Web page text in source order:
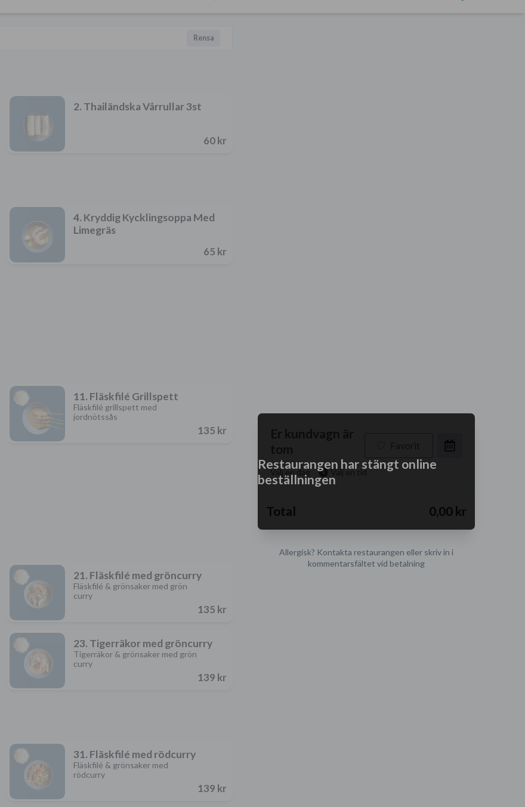
Rensa
2. Thailändska Vårrullar 3st
60 kr
4. Kryddig Kycklingsoppa Med
Limegräs
65 kr
11. Fläskfilé Grillspett
Fläskfilé grillspett med
jordnötssås
135 kr
21. Fläskfilé med gröncurry
Fläskfilé & grönsaker med grön
curry
135 kr
23. Tigerräkor med gröncurry
Tigerräkor & grönsaker med grön
curry
139 kr
31. Fläskfilé med rödcurry
Fläskfilé & grönsaker med
rödcurry
139 kr
Välj en dag Välj en tid
Total 0,00 kr
Restaurangen har stängt online
beställningen
Allergisk? Kontakta restaurangen eller skriv in i
kommentarsfältet vid betalning